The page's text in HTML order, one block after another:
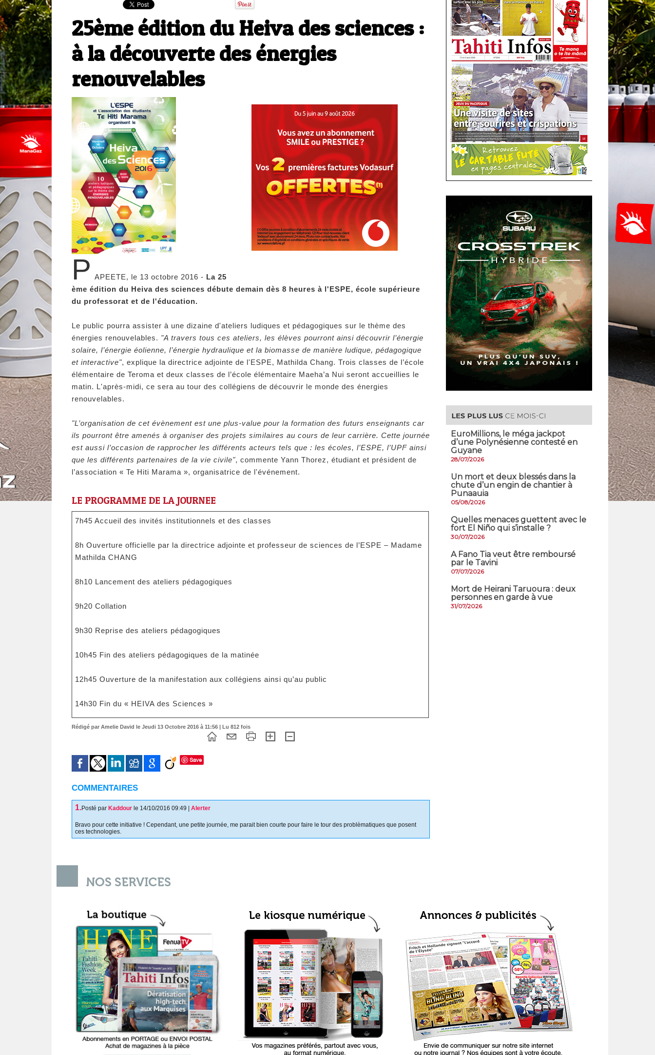
25ème édition du Heiva des sciences :
à la découverte des énergies
renouvelables
P APEETE, le 13 octobre 2016 - La 25
ème édition du Heiva des sciences débute demain dès 8 heures à l'ESPE, école supérieure
du professorat et de l'éducation.
Le public pourra assister à une dizaine d'ateliers ludiques et pédagogiques sur le thème des
énergies renouvelables. "A travers tous ces ateliers, les élèves pourront ainsi découvrir l’énergie
solaire, l’énergie éolienne, l’énergie hydraulique et la biomasse de manière ludique, pédagogique
et interactive", explique la directrice adjointe de l'ESPE, Mathilda Chang. Trois classes de l’école
élémentaire de Teroma et deux classes de l’école élémentaire Maeha’a Nui seront accueillies le
matin. L'après-midi, ce sera au tour des collégiens de découvrir le monde des énergies
renouvelables.
"L’organisation de cet évènement est une plus-value pour la formation des futurs enseignants car
ils pourront être amenés à organiser des projets similaires au cours de leur carrière. Cette journée
est aussi l’occasion de rapprocher les différents acteurs tels que : les écoles, l’ESPE, l’UPF ainsi
que les différents partenaires de la vie civile", commente Yann Thorez, étudiant et président de
l’association « Te Hiti Marama », organisatrice de l'événement.
LE PROGRAMME DE LA JOURNEE
7h45 Accueil des invités institutionnels et des classes
8h Ouverture officielle par la directrice adjointe et professeur de sciences de l’ESPE – Madame
Mathilda CHANG
8h10 Lancement des ateliers pédagogiques
9h20 Collation
9h30 Reprise des ateliers pédagogiques
10h45 Fin des ateliers pédagogiques de la matinée
12h45 Ouverture de la manifestation aux collégiens ainsi qu’au public
14h30 Fin du « HEIVA des Sciences »
Rédigé par Amelie David le Jeudi 13 Octobre 2016 à 11:56 | Lu 812 fois
Save
COMMENTAIRES
1.Posté par Kaddour le 14/10/2016 09:49 | Alerter
Bravo pour cette initiative ! Cependant, une petite journée, me parait bien courte pour faire le tour des problèmatiques que posent
ces technologies.
EuroMillions, ​le méga jackpot
d’une Polynésienne contesté en
Guyane
28/07/2026
​Un mort et deux blessés dans la
chute d’un engin de chantier à
Punaauia
05/08/2026
Quelles menaces guettent avec le
fort El Niño qui s’installe ?
30/07/2026
A Fano Tia veut être remboursé
par le Tavini
07/07/2026
Mort de Heirani Taruoura : deux
personnes en garde à vue
31/07/2026